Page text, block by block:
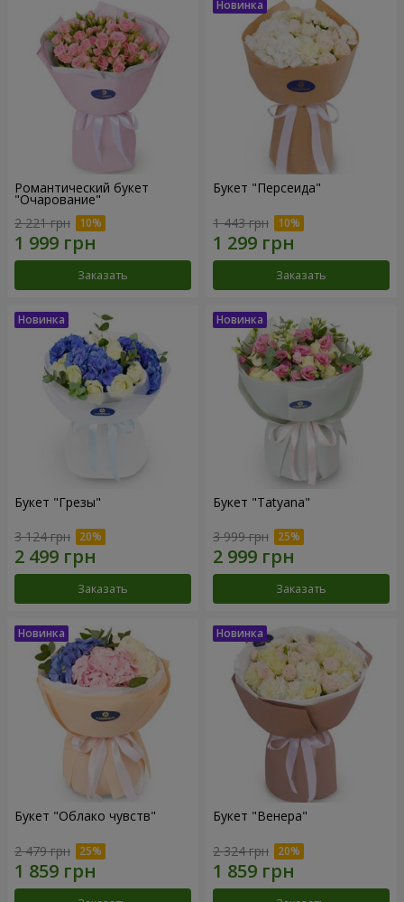
Романтический букет
"Очарование"
2 221 грн
Заказать
Букет "Персеида"
1 443 грн
Заказать
Букет "Грезы"
3 124 грн
Заказать
Букет "Tatyana"
3 999 грн
Заказать
Букет "Облако чувств"
2 479 грн
Букет "Венера"
2 324 грн